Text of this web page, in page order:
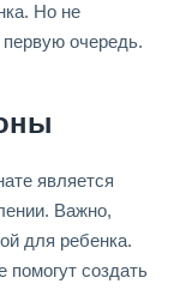
Но не
очередь.
является
Важно,
для ребенка.
создать